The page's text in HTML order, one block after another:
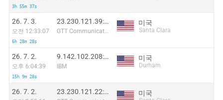
3h 55m 37s
26. 7. 3.
오전 12:33:07
6h 28m 28s
23.230.121.39:11868
GTT Communications Inc.
미국
Santa Clara
26. 7. 2.
오후 6:04:39
15h 9m 28s
9.142.102.208:7898
IBM
미국
Durham
26. 7. 2. 23.230.121.22:19306 미국